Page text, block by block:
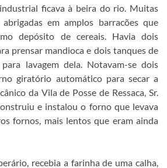
industrial ficava à beira do rio. Muitas
em amplos barracões que
depósito de cereais. Havia dois
prensar mandioca e dois tanques de
lavagem dela. Notavam-se dois
giratório automático para secar a
da Vila de Posse de Ressaca, Sr.
e instalou o forno que levava
fornos, mais lentos que eram ainda
recebia a farinha de uma calha,